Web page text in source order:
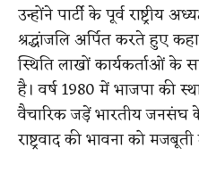
उन्होंने पार्टी के पूर्व राष्ट्रीय
श्रद्धांजलि अर्पित करते हुए
स्थिति लाखों कार्यकर्ताओं के
है। वर्ष 1980 में भाजपा की
वैचारिक जड़ें भारतीय
राष्ट्रवाद की भावना को मजबूती